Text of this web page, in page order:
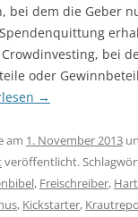
bei dem die Geber
bei
oder
→
am 1. November 2013
veröffentlicht.
, Freischreiber,
, Kickstarter,